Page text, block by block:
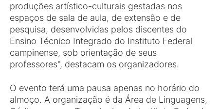
produções artístico-culturais gestadas nos
espaços de sala de aula, de extensão e de
pesquisa, desenvolvidas pelos discentes do
Ensino Técnico Integrado do Instituto Federal
campinense, sob orientação de seus
professores", destacam os organizadores.
O evento terá uma pausa apenas no horário do
almoço. A organização é da Área de Linguagens,